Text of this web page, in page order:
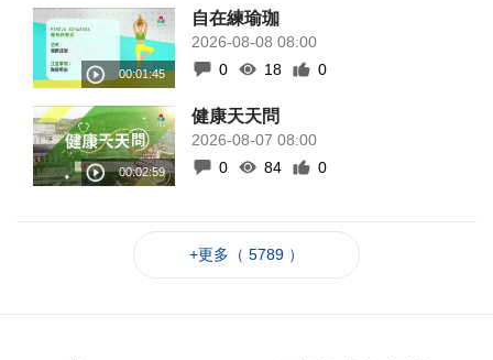
自在練瑜珈
2026-08-08 08:00
0
18 0
健康天天問
2026-08-07 08:00
0
84 0
+更多（ 5789 ）